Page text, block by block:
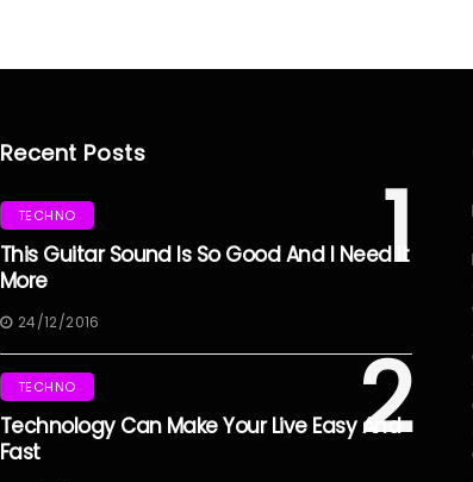
Recent Posts
1
TECHNO
This Guitar Sound Is So Good And I Need It
More
24/12/2016
2
TECHNO
Technology Can Make Your Live Easy And
Fast